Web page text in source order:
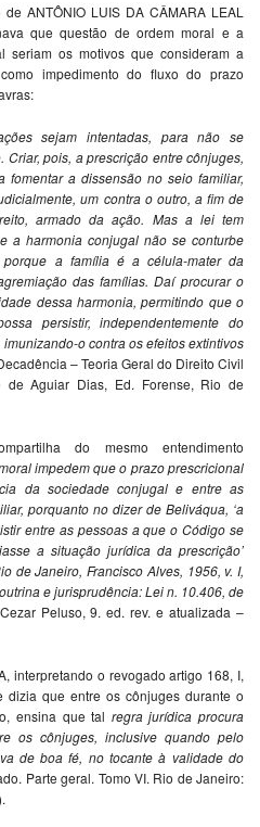
ANTÔNIO LUIS DA CÂMARA LEAL
que questão de ordem moral e a
seriam os motivos que consideram a
impedimento do fluxo do prazo
sejam intentadas, para não se
Criar, pois, a prescrição entre cônjuges,
fomentar a dissensão no seio familiar,
um contra o outro, a fim de
armado da ação. Mas a lei tem
a harmonia conjugal não se conturbe
porque a família é a célula-mater da
das famílias. Daí procurar o
dessa harmonia, permitindo que o
persistir, independentemente do
o contra osefeitos extintivos
– Teoria Geral do Direito Civil
Aguiar Dias, Ed. Forense, Rio de
do mesmo entendimento
impedem que o prazo prescricional
da sociedade conjugal e entre as
porquanto no dizer de Beliváqua, ‘a
entre as pessoas a que o Código se
a situação jurídica da prescrição’
de Janeiro, Francisco Alves, 1956, v. I,
e jurisprudência: Lei n. 10.406, de
Peluso, 9. ed. rev. e atualizada –
interpretando o revogado artigo 168, I,
dizia que entre os cônjuges durante o
ensina que tal regra jurídica procura
os cônjuges, inclusive quando pelo
de boa fé, no tocante à validade do
Parte geral. Tomo VI. Rio de Janeiro: